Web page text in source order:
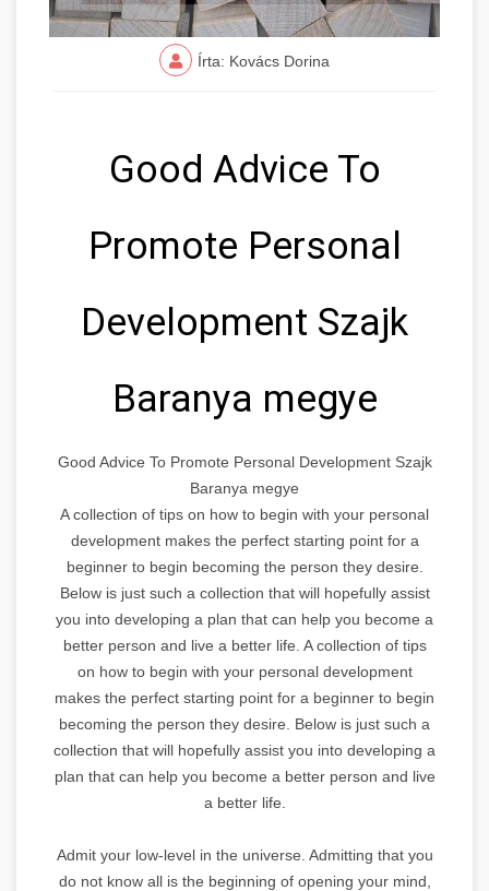
Írta: Kovács Dorina
Good Advice To
Promote Personal
Development Szajk
Baranya megye
Good Advice To Promote Personal Development Szajk
Baranya megye
A collection of tips on how to begin with your personal
development makes the perfect starting point for a
beginner to begin becoming the person they desire.
Below is just such a collection that will hopefully assist
you into developing a plan that can help you become a
better person and live a better life. A collection of tips
on how to begin with your personal development
makes the perfect starting point for a beginner to begin
becoming the person they desire. Below is just such a
collection that will hopefully assist you into developing a
plan that can help you become a better person and live
a better life.
Admit your low-level in the universe. Admitting that you
do not know all is the beginning of opening your mind,